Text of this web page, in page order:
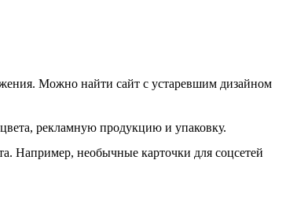
Можно найти сайт с устаревшим дизайном
рекламную продукцию и упаковку.
Например, необычные карточки для соцсетей